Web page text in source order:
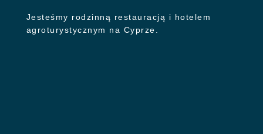
Jesteśmy rodzinną restauracją i hotelem
agroturystycznym na Cyprze.